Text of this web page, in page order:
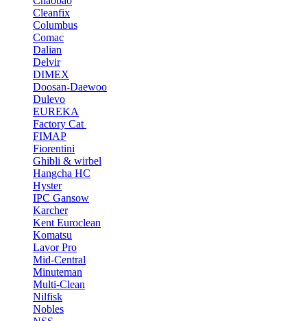
Cleanfix
Columbus
Comac
Dalian
Delvir
DIMEX
Doosan-Daewoo
Dulevo
EUREKA
Factory Cat
FIMAP
Fiorentini
Ghibli & wirbel
Hangcha HC
Hyster
IPC Gansow
Karcher
Kent Euroclean
Komatsu
Lavor Pro
Mid-Central
Minuteman
Multi-Clean
Nilfisk
Nobles